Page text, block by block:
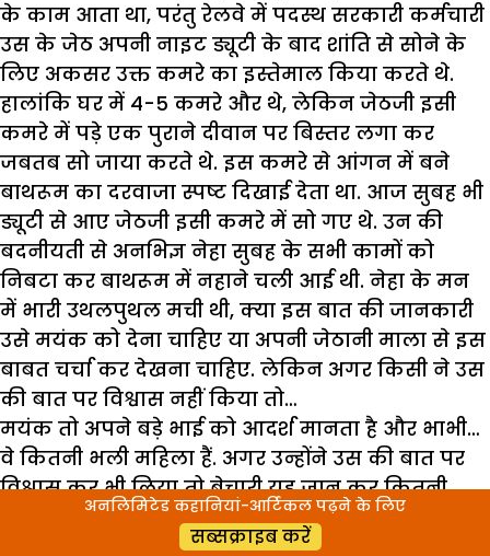
के काम आता था, परंतु रेलवे में पदस्थ सरकारी कर्मचारी
उस के जेठ अपनी नाइट ड्यूटी के बाद शांति से सोने के
लिए अकसर उक्त कमरे का इस्तेमाल किया करते थे.
हालांकि घर में 4-5 कमरे और थे, लेकिन जेठजी इसी
कमरे में पड़े एक पुराने दीवान पर बिस्तर लगा कर
जबतब सो जाया करते थे. इस कमरे से आंगन में बने
बाथरूम का दरवाजा स्पष्ट दिखाई देता था. आज सुबह भी
ड्यूटी से आए जेठजी इसी कमरे में सो गए थे. उन की
बदनीयती से अनभिज्ञ नेहा सुबह के सभी कामों को
निबटा कर बाथरूम में नहाने चली आई थी. नेहा के मन
में भारी उथलपुथल मची थी, क्या इस बात की जानकारी
उसे मयंक को देना चाहिए या अपनी जेठानी माला से इस
बाबत चर्चा कर देखना चाहिए. लेकिन अगर किसी ने उस
की बात पर विश्वास नहीं किया तो…
मयंक तो अपने बड़े भाई को आदर्श मानता है और भाभी…
वे कितनी भली महिला हैं. अगर उन्होंने उस की बात पर
विश्वास कर भी लिया तो बेचारी यह जान कर कितनी
दुखी हो जाएंगी. दोनों बच्चे तो अभी कितने छोटे हैं.
नहींनहीं, यह बात वह घर में किसी को नहीं बता सकती.
अनलिमिटेड कहानियां-आर्टिकल पढ़ने के लिए
सब्सक्राइब करें